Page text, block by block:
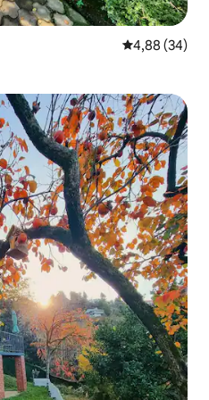
Átlagos
4,88 (34)